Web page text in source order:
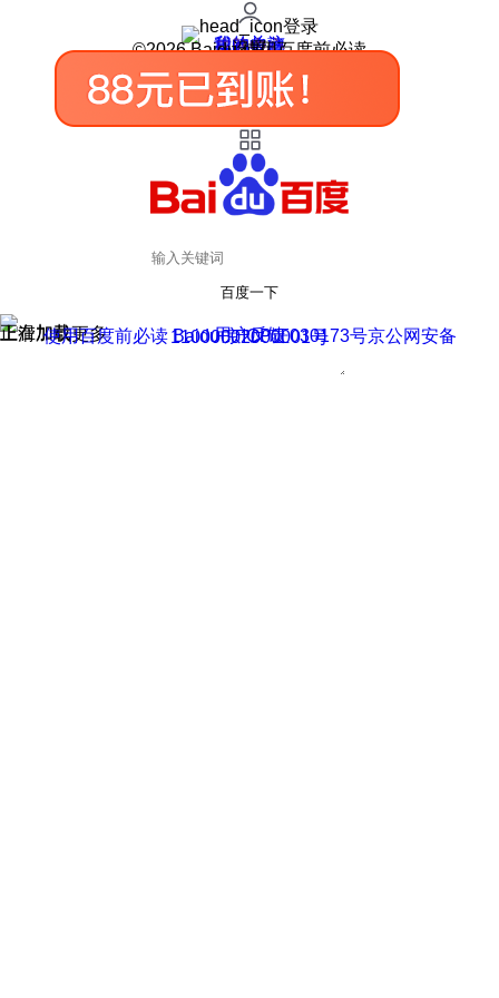
登录
我的关注
我的收藏
皮肤中心
用户反馈
设置
©2026 Baidu 使用百度前必读
百度一下
正在加载
上滑加载更多 用户反馈
使用百度前必读 Baidu 京ICP证030173号
京公网安备11000002000001号